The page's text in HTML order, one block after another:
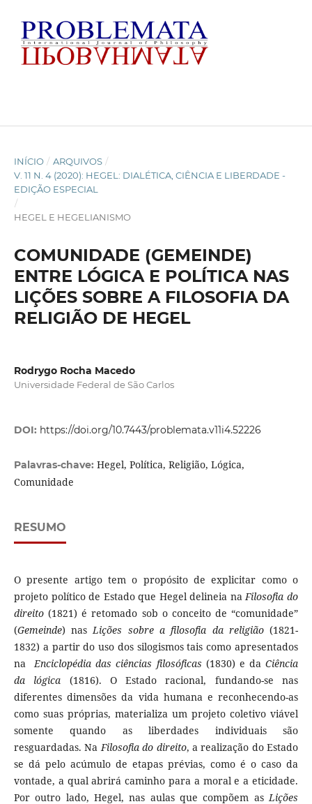
INÍCIO / ARQUIVOS /
V. 11 N. 4 (2020): HEGEL: DIALÉTICA, CIÊNCIA E LIBERDADE -
EDIÇÃO ESPECIAL
/
HEGEL E HEGELIANISMO
COMUNIDADE (GEMEINDE)
ENTRE LÓGICA E POLÍTICA NAS
LIÇÕES SOBRE A FILOSOFIA DA
RELIGIÃO DE HEGEL
Rodrygo Rocha Macedo
Universidade Federal de São Carlos
DOI: https://doi.org/10.7443/problemata.v11i4.52226
Palavras-chave: Hegel, Política, Religião, Lógica,
Comunidade
RESUMO
O presente artigo tem o propósito de explicitar como o
projeto político de Estado que Hegel delineia naFilosofia do
direito(1821) é retomado sob o conceito de “comunidade”
(Gemeinde) nasLições sobre a filosofia da religião(1821-
1832) a partir do uso dos silogismos tais como apresentados
naEnciclopédia das ciências filosóficas (1830) e daCiência
da lógica (1816). O Estado racional, fundando-se nas
diferentes dimensões da vida humana e reconhecendo-as
como suas próprias, materializa um projeto coletivo viável
somente quando as liberdades individuais são
resguardadas. NaFilosofia do direito, a realização do Estado
se dá pelo acúmulo de etapas prévias, como é o caso da
vontade, a qual abrirá caminho para a moral e a eticidade.
Por outro lado, Hegel, nas aulas que compõem asLições